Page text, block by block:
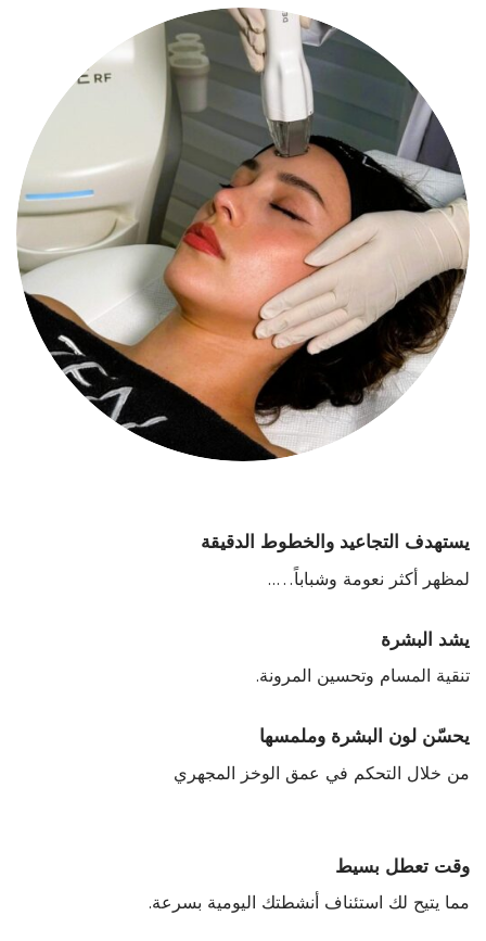
يستهدف التجاعيد والخطوط الدقيقة
لمظهر أكثر نعومة وشباباً…..
يشد البشرة
تنقية المسام وتحسين المرونة.
يحسّن لون البشرة وملمسها
من خلال التحكم في عمق الوخز المجهري
وقت تعطل بسيط
مما يتيح لك استئناف أنشطتك اليومية بسرعة.